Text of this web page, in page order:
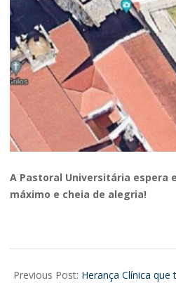
A Pastoral Universitária espera
máximo e cheia de alegria!
07-
Previous Post: Herança Clínica